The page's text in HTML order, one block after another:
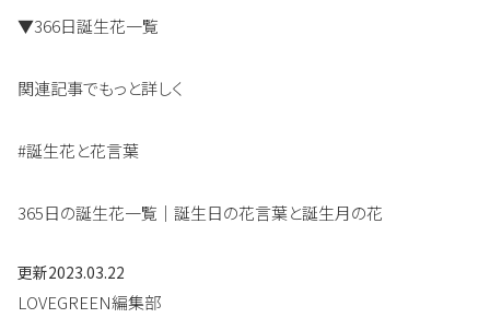
▼366日誕生花一覧
関連記事でもっと詳しく
#誕生花と花言葉
365日の誕生花一覧｜誕生日の花言葉と誕生月の花
更新2023.03.22
LOVEGREEN編集部